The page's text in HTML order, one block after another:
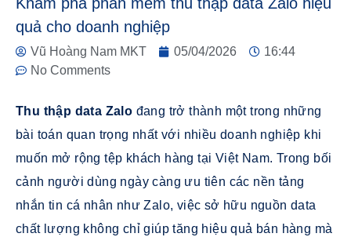
quả cho doanh nghiệp
Vũ Hoàng Nam MKT 05/04/2026
16:44
No Comments
Thu thập data Zalo đang trở thành một trong những
bài toán quan trọng nhất với nhiều doanh nghiệp khi
muốn mở rộng tệp khách hàng tại Việt Nam. Trong bối
cảnh người dùng ngày càng ưu tiên các nền tảng
nhắn tin cá nhân như Zalo, việc sở hữu nguồn data
chất lượng không chỉ giúp tăng hiệu quả bán hàng mà